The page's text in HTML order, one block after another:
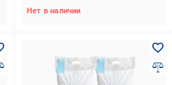
Нет в наличии